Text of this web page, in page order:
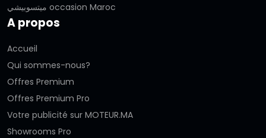
ميتسوبيشي occasion Maroc
A propos
Accueil
Qui sommes-nous?
Offres Premium
Offres Premium Pro
Votre publicité sur MOTEUR.MA
Showrooms Pro